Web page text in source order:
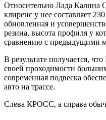
Относительно Лада Калина
клиренс у нее составляет
обновленная и
резина, высота профиля у
сравнению с предыдущими
В результате получается,
своей проходимости
современная подвеска
авто на трассе.
Слева КРОСС, а справа